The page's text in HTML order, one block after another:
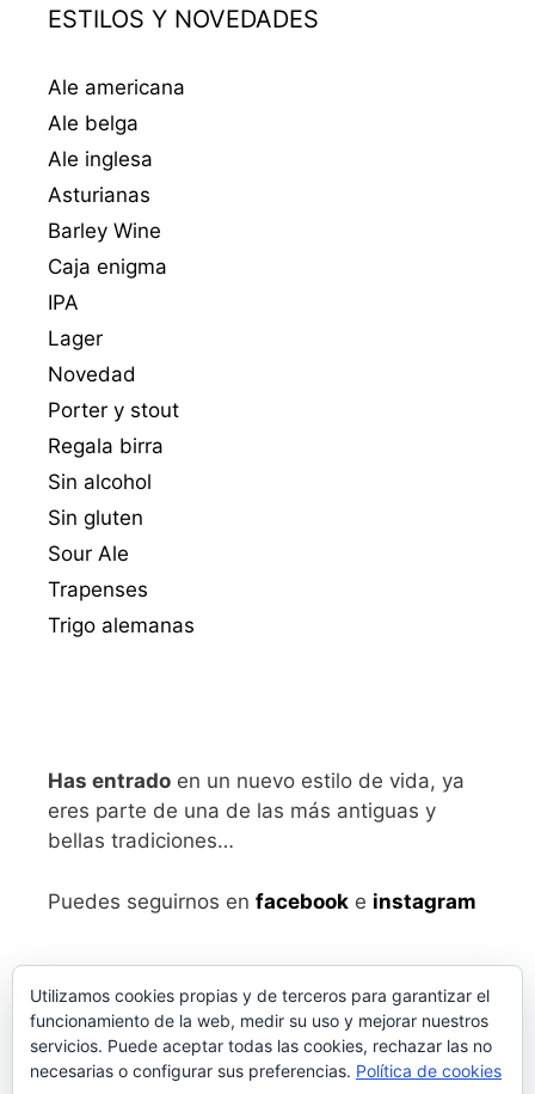
ESTILOS Y NOVEDADES
Ale americana
Ale belga
Ale inglesa
Asturianas
Barley Wine
Caja enigma
IPA
Lager
Novedad
Porter y stout
Regala birra
Sin alcohol
Sin gluten
Sour Ale
Trapenses
Trigo alemanas
Has entrado en un nuevo estilo de vida, ya
eres parte de una de las más antiguas y
bellas tradiciones…
Puedes seguirnos en facebook e instagram
Utilizamos cookies propias y de terceros para garantizar el
funcionamiento de la web, medir su uso y mejorar nuestros
servicios. Puede aceptar todas las cookies, rechazar las no
necesarias o configurar sus preferencias. Política de cookies